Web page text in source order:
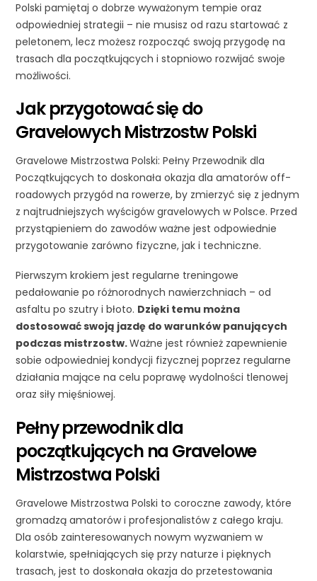
Polski pamiętaj o dobrze wyważonym tempie oraz
odpowiedniej strategii – nie musisz od razu startować z
peletonem, lecz możesz rozpocząć swoją przygodę na
trasach dla początkujących i stopniowo rozwijać swoje
możliwości.
Jak przygotować się do
Gravelowych Mistrzostw Polski
Gravelowe Mistrzostwa Polski: Pełny Przewodnik dla
Początkujących to doskonała okazja dla amatorów off-
roadowych przygód na rowerze, by zmierzyć się z jednym
z najtrudniejszych wyścigów gravelowych w Polsce. Przed
przystąpieniem do zawodów ważne jest odpowiednie
przygotowanie zarówno fizyczne, jak i techniczne.
Pierwszym krokiem jest regularne treningowe
pedałowanie po różnorodnych nawierzchniach – od
asfaltu po szutry i błoto. Dzięki temu można
dostosować swoją jazdę do warunków panujących
podczas mistrzostw.Ważne jest również zapewnienie
sobie odpowiedniej kondycji fizycznej poprzez regularne
działania mające na celu poprawę wydolności tlenowej
oraz siły mięśniowej.
Pełny przewodnik dla
początkujących na Gravelowe
Mistrzostwa Polski
Gravelowe Mistrzostwa Polski to coroczne zawody, które
gromadzą amatorów i profesjonalistów z całego kraju.
Dla osób zainteresowanych nowym wyzwaniem w
kolarstwie, spełniających się przy naturze i pięknych
trasach, jest to doskonała okazja do przetestowania